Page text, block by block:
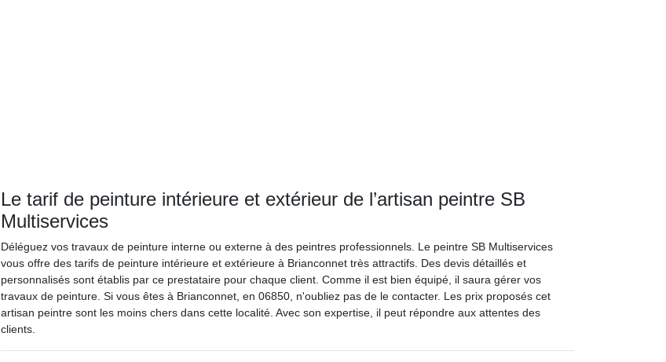
Le tarif de peinture intérieure et extérieur de l’artisan peintre SB
Multiservices
Déléguez vos travaux de peinture interne ou externe à des peintres professionnels. Le peintre SB Multiservices
vous offre des tarifs de peinture intérieure et extérieure à Brianconnet très attractifs. Des devis détaillés et
personnalisés sont établis par ce prestataire pour chaque client. Comme il est bien équipé, il saura gérer vos
travaux de peinture. Si vous êtes à Brianconnet, en 06850, n'oubliez pas de le contacter. Les prix proposés cet
artisan peintre sont les moins chers dans cette localité. Avec son expertise, il peut répondre aux attentes des
clients.